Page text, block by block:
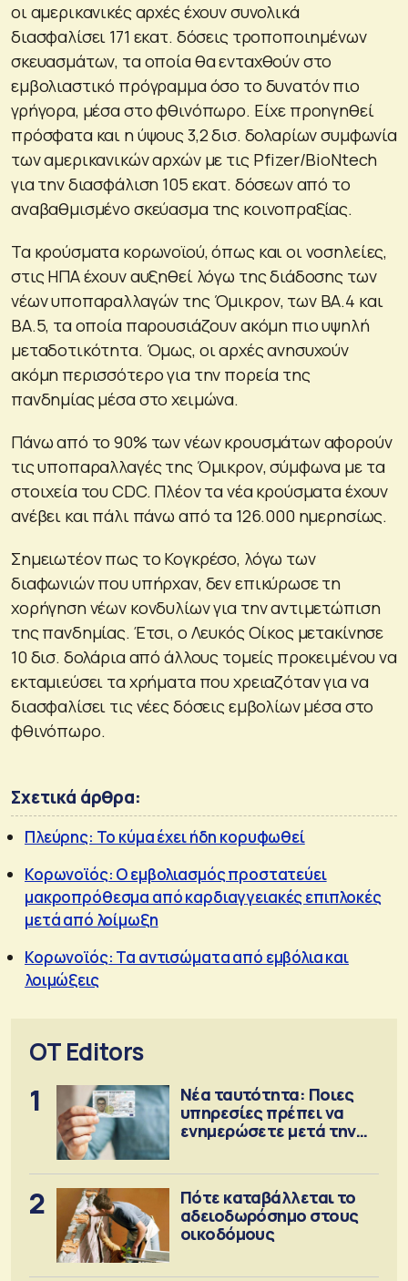
οι αμερικανικές αρχές έχουν συνολικά
διασφαλίσει 171 εκατ. δόσεις τροποποιημένων
σκευασμάτων, τα οποία θα ενταχθούν στο
εμβολιαστικό πρόγραμμα όσο το δυνατόν πιο
γρήγορα, μέσα στο φθινόπωρο. Είχε προηγηθεί
πρόσφατα και η ύψους 3,2 δισ. δολαρίων συμφωνία
των αμερικανικών αρχών με τις Pfizer/BioNtech
για την διασφάλιση 105 εκατ. δόσεων από το
αναβαθμισμένο σκεύασμα της κοινοπραξίας.
Τα κρούσματα κορωνοϊού, όπως και οι νοσηλείες,
στις ΗΠΑ έχουν αυξηθεί λόγω της διάδοσης των
νέων υποπαραλλαγών της Όμικρον, των BA.4 και
BA.5, τα οποία παρουσιάζουν ακόμη πιο υψηλή
μεταδοτικότητα. Όμως, οι αρχές ανησυχούν
ακόμη περισσότερο για την πορεία της
πανδημίας μέσα στο χειμώνα.
Πάνω από το 90% των νέων κρουσμάτων αφορούν
τις υποπαραλλαγές της Όμικρον, σύμφωνα με τα
στοιχεία του CDC. Πλέον τα νέα κρούσματα έχουν
ανέβει και πάλι πάνω από τα 126.000 ημερησίως.
Σημειωτέον πως το Κογκρέσο, λόγω των
διαφωνιών που υπήρχαν, δεν επικύρωσε τη
χορήγηση νέων κονδυλίων για την αντιμετώπιση
της πανδημίας. Έτσι, ο Λευκός Οίκος μετακίνησε
10 δισ. δολάρια από άλλους τομείς προκειμένου να
εκταμιεύσει τα χρήματα που χρειαζόταν για να
διασφαλίσει τις νέες δόσεις εμβολίων μέσα στο
φθινόπωρο.
Σχετικά άρθρα:
Πλεύρης: Το κύμα έχει ήδη κορυφωθεί
Κορωνοϊός: Ο εμβολιασμός προστατεύει
μακροπρόθεσμα από καρδιαγγειακές επιπλοκές
μετά από λοίμωξη
Κορωνοϊός: Τα αντισώματα από εμβόλια και
λοιμώξεις
OT Editors
1
Νέα ταυτότητα: Ποιες
υπηρεσίες πρέπει να
ενημερώσετε μετά την
2
Πότε καταβάλλεται το
αδειοδωρόσημο στους
οικοδόμους